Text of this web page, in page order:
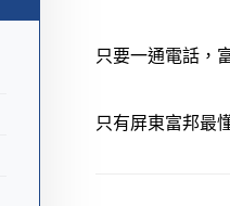
只要一通電話，
只有屏東富邦最